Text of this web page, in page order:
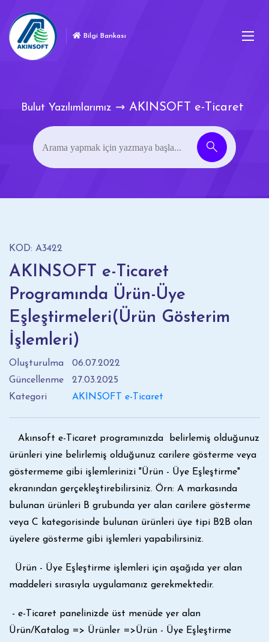
Bilgi Bankası
Bulut Yazılımlarımız AKINSOFT e-Ticaret
KOD: A3422
AKINSOFT e-Ticaret
Programında Ürün-Üye
Eşleştirmeleri(Ürün Gösterim
İşlemleri)
Oluşturulma
06.07.2022
Güncellenme
27.03.2025
Kategori
AKINSOFT e-Ticaret
Akınsoft e-Ticaret programınızda belirlemiş olduğunuz
ürünleri yine belirlemiş olduğunuz carilere gösterme veya
göstermeme gibi işlemlerinizi "Ürün - Üye Eşleştirme"
ekranından gerçekleştirebilirsiniz. Örn: A markasında
bulunan ürünleri B grubunda yer alan carilere gösterme
veya C kategorisinde bulunan ürünleri üye tipi B2B olan
üyelere gösterme gibi işlemleri yapabilirsiniz.
Ürün - Üye Eşleştirme işlemleri için aşağıda yer alan
maddeleri sırasıyla uygulamanız gerekmektedir.
- e-Ticaret panelinizde üst menüde yer alan
Ürün/Katalog => Ürünler =>Ürün - Üye Eşleştirme